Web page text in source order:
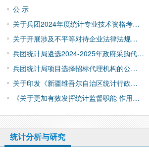
公 示
关于兵团2024年度统计专业技术资格考…
关于开展涉及不平等对待企业法律法规…
兵团统计局遴选2024-2025年政府采购代…
兵团统计局项目选择招标代理机构的公…
关于印发《新疆维吾尔自治区统计行政…
《关于更加有效发挥统计监督职能 作用…
统计分析与研究